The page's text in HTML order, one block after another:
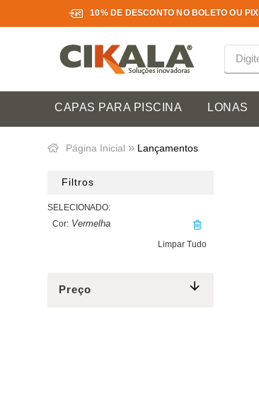
10% DE DESCONTO NO BOLETO OU PIX
CAPAS PARA PISCINA LONAS
Página Inicial » Lançamentos
Filtros
Cor: Vermelha
Limpar Tudo
Preço